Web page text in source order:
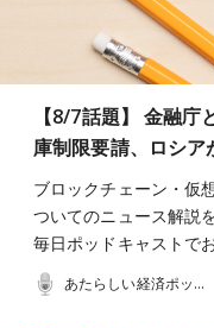
【8/7話題】 金融
庫制限要請、ロシ
ブロックチェーン・仮
ついてのニュース解説
毎日ポッドキャストで
あたらしい経済ポッドキャスト